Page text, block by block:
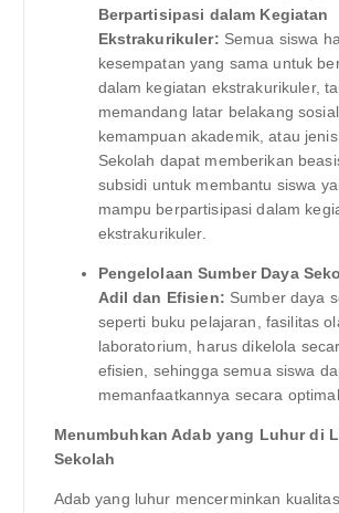
Berpartisipasi dalam Kegiatan
Ekstrakurikuler: Semua siswa
kesempatan yang sama untuk
dalam kegiatan ekstrakurikuler,
memandang latar belakang
kemampuan akademik, atau jenis
Sekolah dapat memberikan
subsidi untuk membantu siswa
mampu berpartisipasi dalam
ekstrakurikuler.
Pengelolaan Sumber Daya
Adil dan Efisien: Sumber daya
seperti buku pelajaran, fasilitas
laboratorium, harus dikelola
efisien, sehingga semua siswa
memanfaatkannya secara optimal.
Menumbuhkan Adab yang Luhur di
Sekolah
Adab yang luhur mencerminkan